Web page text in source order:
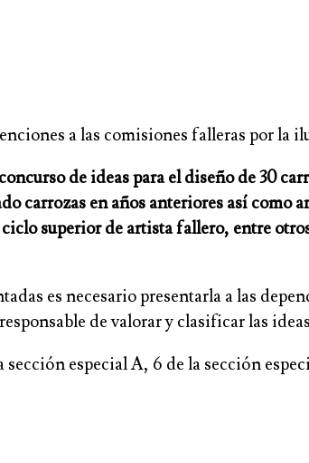
a las comisiones falleras por la
de ideas para el diseño de 30
carrozas en años anteriores así como
superior de artista fallero, entre
es necesario presentarla a las
de valorar y clasificar las
especial A, 6 de la sección